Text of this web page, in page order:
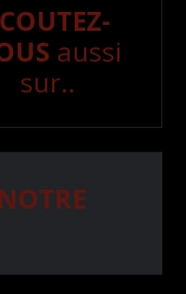
aussi
sur..